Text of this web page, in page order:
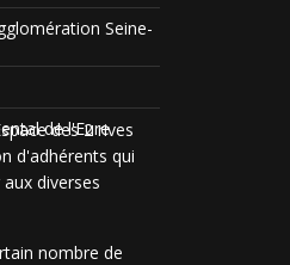
Seine-
de l'Eure
des 2 rives
d'adhérents qui
diverses
nombre de